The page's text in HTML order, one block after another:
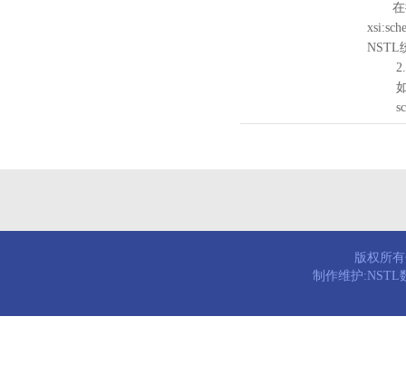
在待
NSTL
2.
如需
版权所
制作维护:NSTL